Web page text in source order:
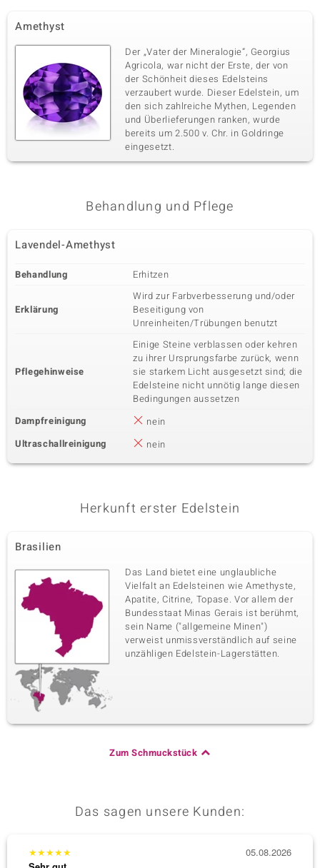
Amethyst
Der „Vater der Mineralogie“, Georgius
Agricola, war nicht der Erste, der von
der Schönheit dieses Edelsteins
verzaubert wurde. Dieser Edelstein, um
den sich zahlreiche Mythen, Legenden
und Überlieferungen ranken, wurde
bereits um 2.500 v. Chr. in Goldringe
eingesetzt.
Behandlung und Pflege
Lavendel-Amethyst
Behandlung Erhitzen
Erklärung
Wird zur Farbverbesserung und/oder
Beseitigung von
Unreinheiten/Trübungen benutzt
Pflegehinweise
Einige Steine verblassen oder kehren
zu ihrer Ursprungsfarbe zurück, wenn
sie starkem Licht ausgesetzt sind; die
Edelsteine nicht unnötig lange diesen
Bedingungen aussetzen
Dampfreinigung
nein
Ultraschallreinigung
nein
Herkunft erster Edelstein
Brasilien
Das Land bietet eine unglaubliche
Vielfalt an Edelsteinen wie Amethyste,
Apatite, Citrine, Topase. Vor allem der
Bundesstaat Minas Gerais ist berühmt,
sein Name ("allgemeine Minen")
verweist unmissverständlich auf seine
unzähligen Edelstein-Lagerstätten.
Zum Schmuckstück
Das sagen unsere Kunden:
★★★★★
05.08.2026